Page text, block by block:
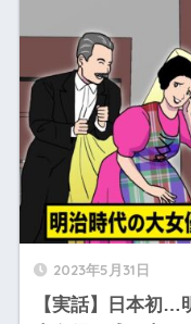
2023年5月31日
【実話】日本初…